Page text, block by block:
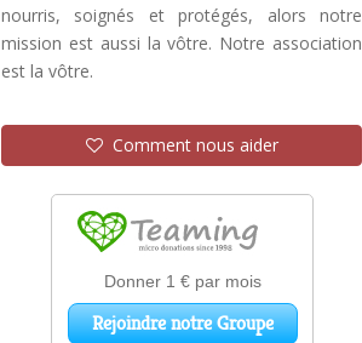
nourris, soignés et protégés, alors notre
mission est aussi la vôtre. Notre association
est la vôtre.
Comment nous aider